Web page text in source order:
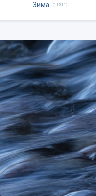
Зима (13511)